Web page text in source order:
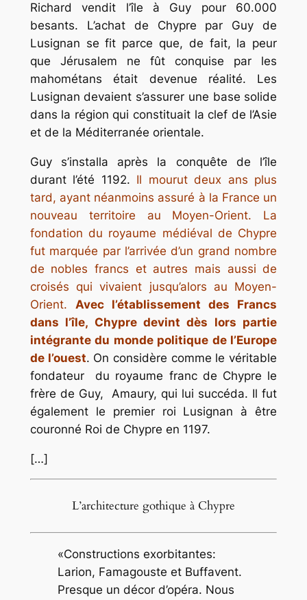
Richard vendit l’île à Guy pour 60.000
besants. L’achat de Chypre par Guy de
Lusignan se fit parce que, de fait, la peur
que Jérusalem ne fût conquise par les
mahométans était devenue réalité. Les
Lusignan devaient s’assurer une base solide
dans la région qui constituait la clef de l’Asie
et de la Méditerranée orientale.
Guy s’installa après la conquête de l’île
durant l’été 1192. Il mourut deux ans plus
tard, ayant néanmoins assuré à la France un
nouveau territoire au Moyen-Orient. La
fondation du royaume médiéval de Chypre
fut marquée par l’arrivée d’un grand nombre
de nobles francs et autres mais aussi de
croisés qui vivaient jusqu’alors au Moyen-
Orient. Avec l’établissement des Francs
dans l’île, Chypre devint dès lors partie
intégrante du monde politique de l’Europe
de l’ouest. On considère comme le véritable
fondateur du royaume franc de Chypre le
frère de Guy, Amaury, qui lui succéda. Il fut
également le premier roi Lusignan à être
couronné Roi de Chypre en 1197.
[…]
L’architecture gothique à Chypre
«Constructions exorbitantes:
Larion, Famagouste et Buffavent.
Presque un décor d’opéra. Nous